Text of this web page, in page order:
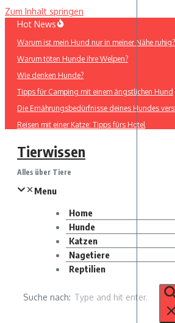
Zum Inhalt springen
Hot News
Warum ist mein Hund nur in meiner Nähe ruhig?
Warum töten Hunde ihre Welpen?
Wie denken Hunde?
Tipps für Camping mit einem ängstlichen Hund
Die Ernährungsbedürfnisse deines Hundes
Reisen mit einer Katze: Tipps fürs Hotel
Tierwissen
Alles über Tiere
Menu
Home
Hunde
Katzen
Nagetiere
Reptilien
Suche nach: